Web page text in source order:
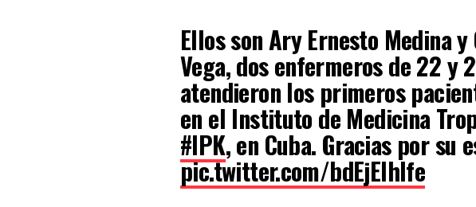
Ellos son Ary Ernesto Medina
Vega, dos enfermeros de 22 y
atendieron los primeros
en el Instituto de Medicina
#IPK, en Cuba. Gracias por su
pic.twitter.com/bdEjElhIfe